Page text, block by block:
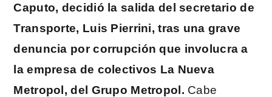
Caputo, decidió la salida del secretario de
Transporte, Luis Pierrini, tras una grave
denuncia por corrupción que involucra a
la empresa de colectivos La Nueva
Metropol, del Grupo Metropol. Cabe